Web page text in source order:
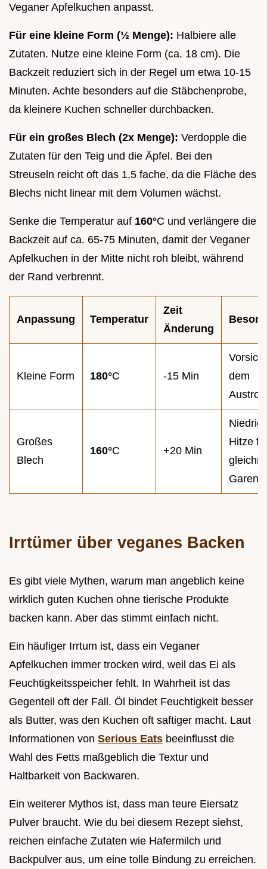
Veganer Apfelkuchen anpasst.
Für eine kleine Form (½ Menge): Halbiere alle
Zutaten. Nutze eine kleine Form (ca. 18 cm). Die
Backzeit reduziert sich in der Regel um etwa 10-15
Minuten. Achte besonders auf die Stäbchenprobe,
da kleinere Kuchen schneller durchbacken.
Für ein großes Blech (2x Menge): Verdopple die
Zutaten für den Teig und die Äpfel. Bei den
Streuseln reicht oft das 1,5 fache, da die Fläche des
Blechs nicht linear mit dem Volumen wächst.
Senke die Temperatur auf 160°C und verlängere die
Backzeit auf ca. 65-75 Minuten, damit der Veganer
Apfelkuchen in der Mitte nicht roh bleibt, während
der Rand verbrennt.
Anpassung Temperatur
Zeit
Änderung
Kleine Form 180°C -15 Min
dem
Großes
Blech
160°C +20 Min
Hitze
Garen
Irrtümer über veganes Backen
Es gibt viele Mythen, warum man angeblich keine
wirklich guten Kuchen ohne tierische Produkte
backen kann. Aber das stimmt einfach nicht.
Ein häufiger Irrtum ist, dass ein Veganer
Apfelkuchen immer trocken wird, weil das Ei als
Feuchtigkeitsspeicher fehlt. In Wahrheit ist das
Gegenteil oft der Fall. Öl bindet Feuchtigkeit besser
als Butter, was den Kuchen oft saftiger macht. Laut
Informationen von Serious Eats beeinflusst die
Wahl des Fetts maßgeblich die Textur und
Haltbarkeit von Backwaren.
Ein weiterer Mythos ist, dass man teure Eiersatz
Pulver braucht. Wie du bei diesem Rezept siehst,
reichen einfache Zutaten wie Hafermilch und
Backpulver aus, um eine tolle Bindung zu erreichen.